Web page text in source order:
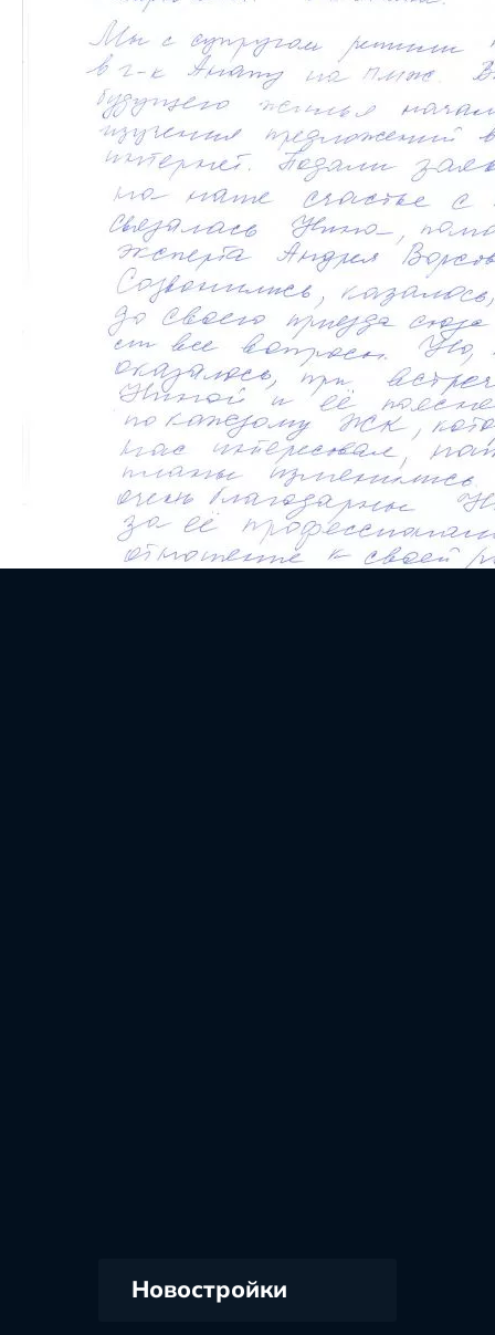
Новостройки